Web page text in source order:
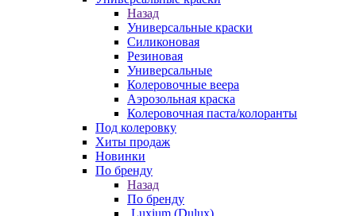
Назад
Универсальные краски
Силиконовая
Резиновая
Универсальные
Колеровочные веера
Аэрозольная краска
Колеровочная паста/колоранты
Под колеровку
Хиты продаж
Новинки
По бренду
Назад
По бренду
Luxium (Dulux)